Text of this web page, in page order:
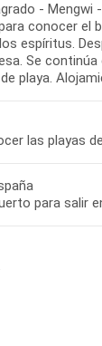
- Mengwi
conocer
espíritus.
Se
playa.
las playas
para salir